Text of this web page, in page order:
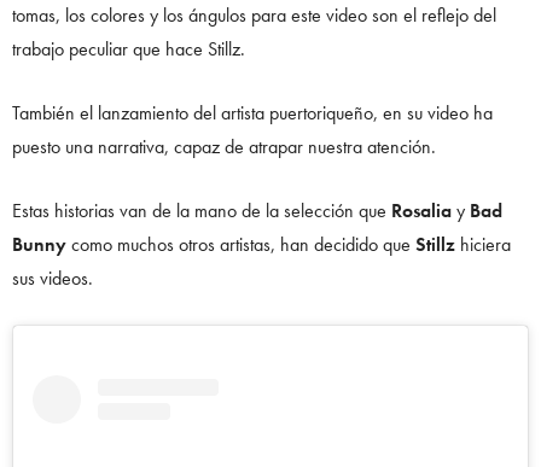
tomas, los colores y los ángulos para este video son el reflejo del
trabajo peculiar que hace Stillz.
También el lanzamiento del artista puertoriqueño, en su video ha
puesto una narrativa, capaz de atrapar nuestra atención.
Estas historias van de la mano de la selección que Rosaliay Bad
Bunnycomo muchos otros artistas, han decidido que Stillz hiciera
sus videos.